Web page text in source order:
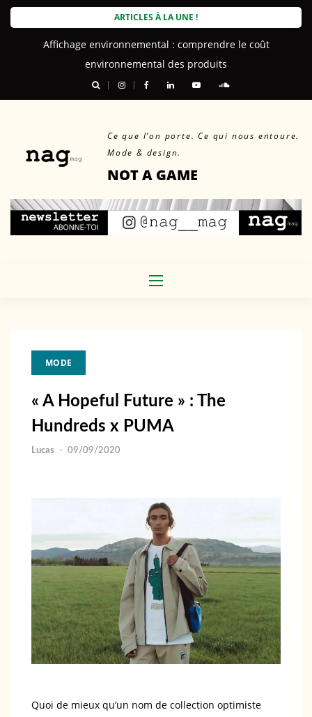
Skip
ARTICLES À LA UNE !
Affichage environnemental : comprendre le coût
environnemental des produits
Ce que l’on porte. Ce qui nous entoure.
Mode & design.
NOT A GAME
MODE
« A Hopeful Future » : The
Hundreds x PUMA
Lucas - 09/09/2020
Quoi de mieux qu’un nom de collection optimiste